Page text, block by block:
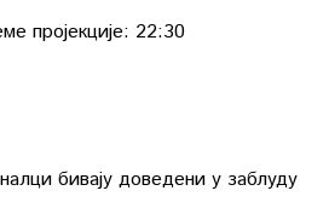
пројекције: 22:30
бивају доведени у заблуду